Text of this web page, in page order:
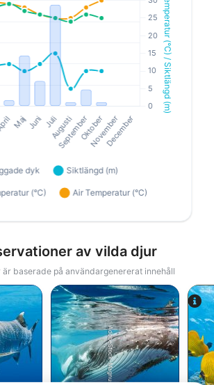
av vilda djur
baserade på användargenererat innehåll
AdobeStock-Magnus